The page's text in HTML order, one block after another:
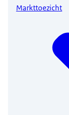
Markttoezicht